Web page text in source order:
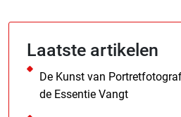
Laatste artikelen
De Kunst van
de Essentie Vangt